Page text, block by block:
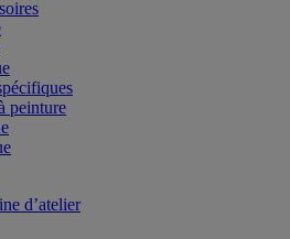
peinture
d’atelier